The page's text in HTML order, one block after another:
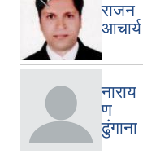
राजन
आचार्य
नाराय
ण
ढुंगाना